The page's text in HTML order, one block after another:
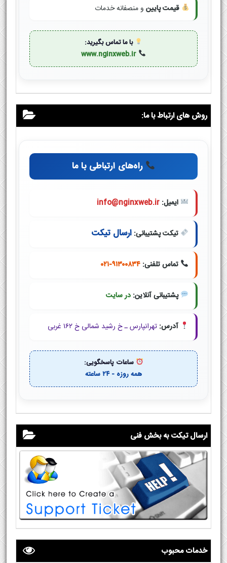
قیمت پایین و منصفانه خدمات
با ما تماس بگیرید:
www.nginxweb.ir
روش های ارتباط با ما:
راه‌های ارتباطی با ما
ایمیل: info@nginxweb.ir
تیکت پشتیبانی: ارسال تیکت
تماس تلفنی: ۰۲۱-۹۱۳۰۰۸۳۴
پشتیبانی آنلاین: در سایت
آدرس: تهرانپارس ـ خ رشید شمالی خ ۱۶۲ غربی
ساعات پاسخگویی:
همه روزه - ۲۴ ساعته
ارسال تیکت به بخش فنی
خدمات محبوب